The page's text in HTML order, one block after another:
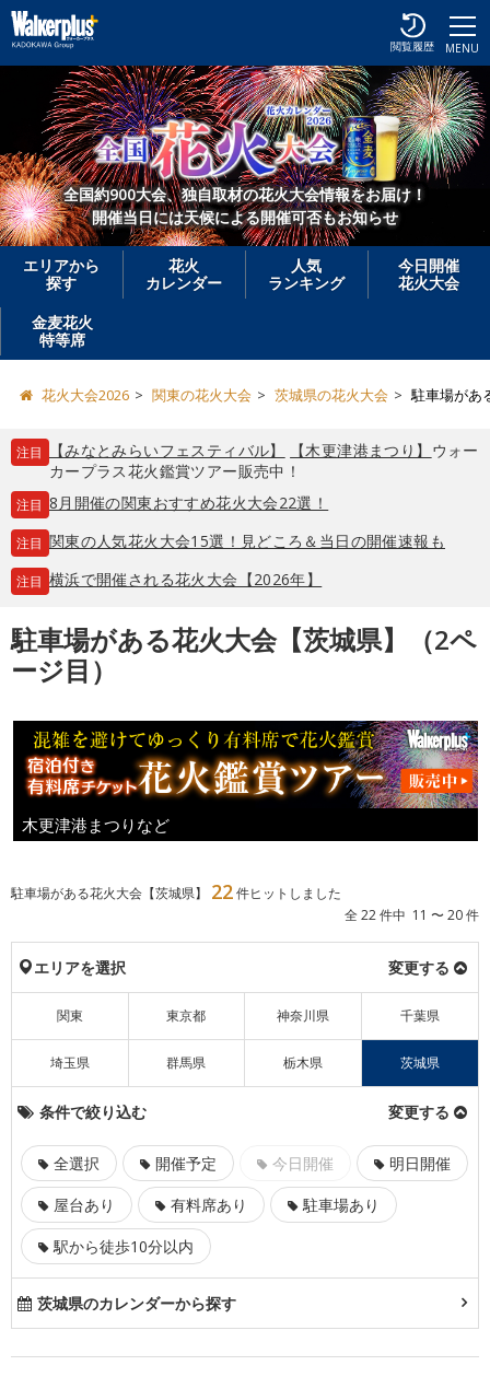
MENU
閲覧履歴
全国約900大会、独自取材の花火大会情報をお届け！
開催当日には天候による開催可否もお知らせ
エリアから
探す
花火
カレンダー
人気
ランキング
今日開催
花火大会
金麦花火
特等席
花火大会2026 関東の花火大会 茨城県の花火大会 駐車場があ
注目 【みなとみらいフェスティバル】 【木更津港まつり】 ウォー
カープラス花火鑑賞ツアー販売中！
注目 8月開催の関東おすすめ花火大会22選！
注目 関東の人気花火大会15選！見どころ＆当日の開催速報も
注目 横浜で開催される花火大会【2026年】
駐車場がある花火大会【茨城県】（2ペ
ージ目）
木更津港まつりなど
駐車場がある花火大会【茨城県】 22件ヒットしました
全 22 件中 11 〜 20 件
エリアを選択 変更する
関東 東京都 神奈川県 千葉県
埼玉県 群馬県 栃木県 茨城県
条件で絞り込む 変更する
全選択 開催予定 今日開催
明日開催
屋台あり
有料席あり
駐車場あり
駅から徒歩10分以内
茨城県のカレンダーから探す